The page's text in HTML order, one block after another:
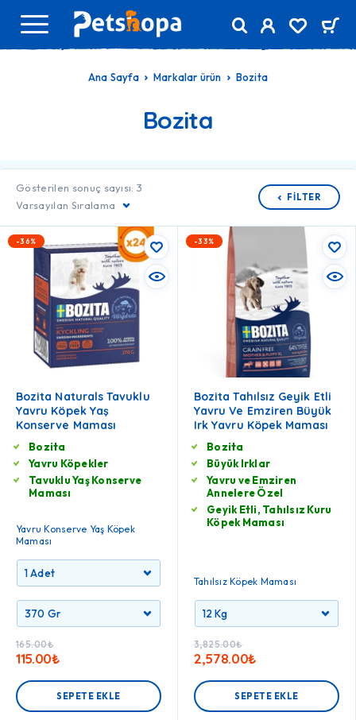
Ana Sayfa Markalar ürün Bozita
Bozita
Gösterilen sonuç sayısı: 3
Varsayılan Sıralama
FILTER
-36%
Bozita Naturals Tavuklu
Yavru Köpek Yaş
Konserve Maması
Bozita
Yavru Köpekler
Tavuklu Yaş Konserve
Maması
Yavru Konserve Yaş Köpek
Maması
165.00₺
115.00₺
SEPETE EKLE
-33%
Bozita Tahılsız Geyik Etli
Yavru Ve Emziren Büyük
Irk Yavru Köpek Maması
Bozita
Büyük Irklar
Yavru ve Emziren
Annelere Özel
Geyik Etli, Tahılsız Kuru
Köpek Maması
Tahılsız Köpek Maması
3,825.00₺
2,578.00₺
SEPETE EKLE